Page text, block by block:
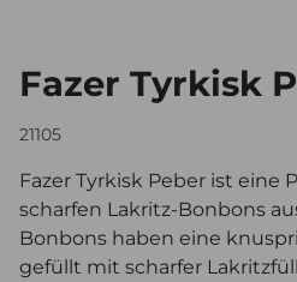
Fazer Tyrkisk
21105
Fazer Tyrkisk Peber ist eine
scharfen Lakritz-Bonbons
Bonbons haben eine
gefüllt mit scharfer